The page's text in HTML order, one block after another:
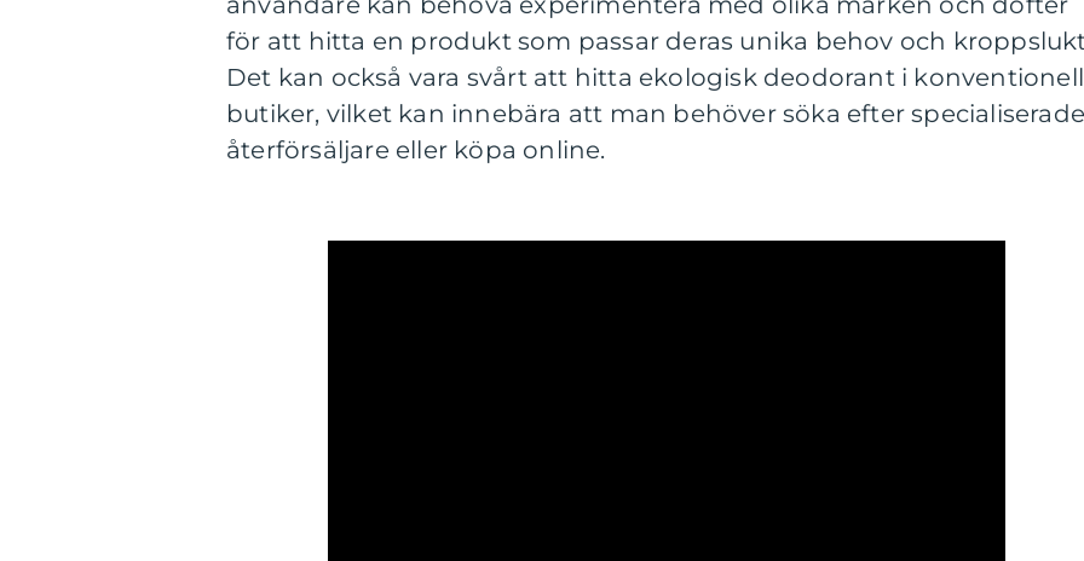
för att hitta en produkt som passar deras unika behov och
Det kan också vara svårt att hitta ekologisk deodorant i
butiker, vilket kan innebära att man behöver söka efter
återförsäljare eller köpa online.